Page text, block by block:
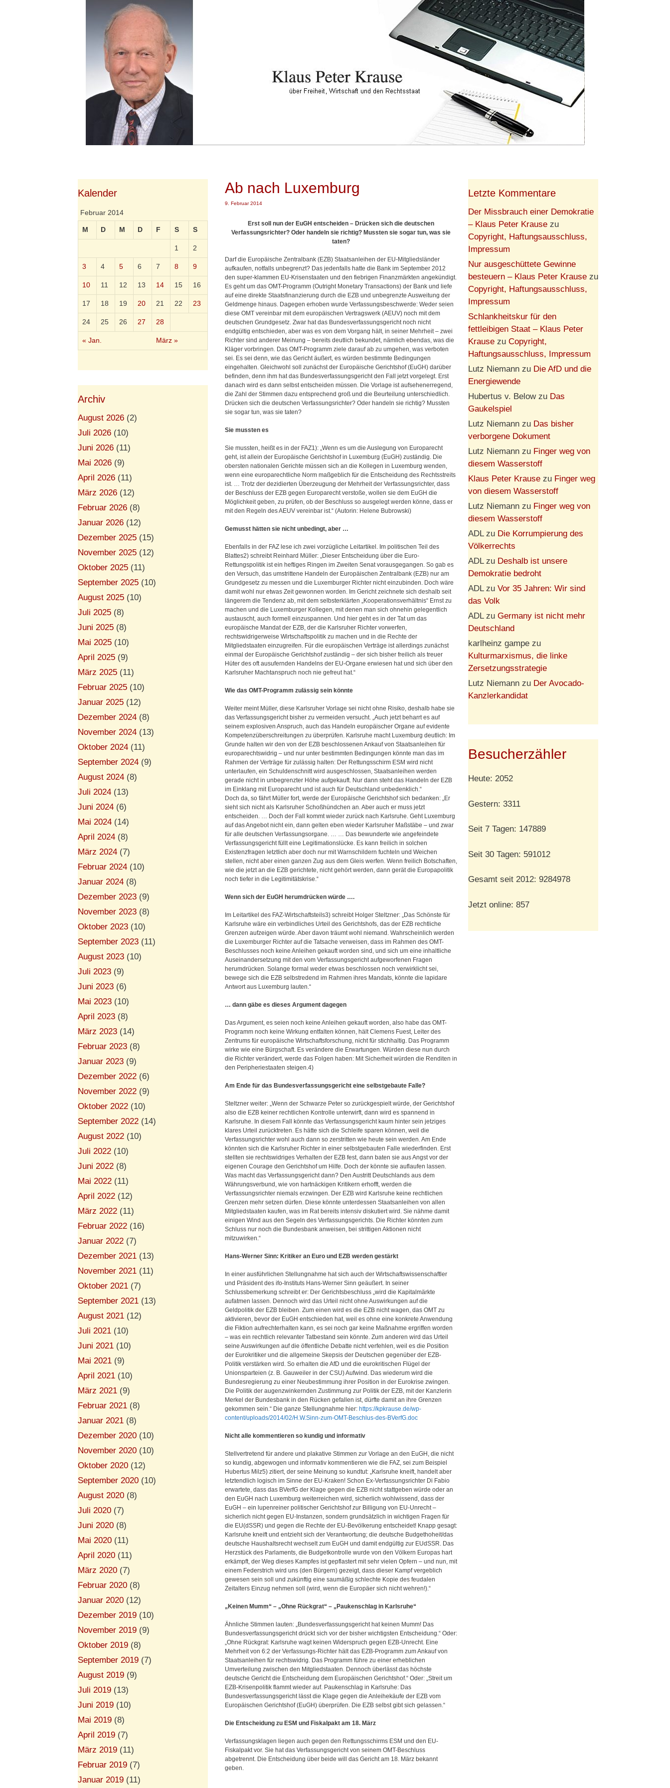
Ab nach Luxemburg
9. Februar 2014
Erst soll nun der EuGH entscheiden – Drücken sich die deutschen
Verfassungsrichter? Oder handeln sie richtig? Mussten sie sogar tun, was sie
taten?
Darf die Europäische Zentralbank (EZB) Staatsanleihen der EU-Mitgliedsländer
aufkaufen, notfalls unbegrenzt? Das jedenfalls hatte die Bank im September 2012
den super-klammen EU-Krisenstaaten und den fiebrigen Finanzmärkten angekündigt.
Es geht um das OMT-Programm (Outright Monetary Transactions) der Bank und liefe
auf eine direkte Staatsfinanzierung durch die EZB und unbegrenzte Ausweitung der
Geldmenge hinaus. Dagegen erhoben wurde Verfassungsbeschwerde: Weder seien
diese OMT vereinbar mit dem europäischen Vertragswerk (AEUV) noch mit dem
deutschen Grundgesetz. Zwar hat das Bundesverfassungsgericht noch nicht
endgültig entschieden, aber was es von dem Vorgang hält, in seiner Mehrheit – zwei
Richter sind anderer Meinung – bereits deutlich bekundet, nämlich ebendas, was die
Kläger vorbringen. Das OMT-Programm ziele darauf ab zu umgehen, was verboten
sei. Es sei denn, wie das Gericht äußert, es würden bestimmte Bedingungen
eingehalten. Gleichwohl soll zunächst der Europäische Gerichtshof (EuGH) darüber
befinden, denn ihm hat das Bundesverfassungsgericht den Fall jetzt vorgelegt. Erst
danach wird es dann selbst entscheiden müssen. Die Vorlage ist aufsehenerregend,
die Zahl der Stimmen dazu entsprechend groß und die Beurteilung unterschiedlich.
Drücken sich die deutschen Verfassungsrichter? Oder handeln sie richtig? Mussten
sie sogar tun, was sie taten?
Sie mussten es
Sie mussten, heißt es in der FAZ1): „Wenn es um die Auslegung von Europarecht
geht, ist allein der Europäische Gerichtshof in Luxemburg (EuGH) zuständig. Die
obersten nationalen Gerichte müssen sich an die Kollegen in Luxemburg wenden,
wenn eine europarechtliche Norm maßgeblich für die Entscheidung des Rechtsstreits
ist. … Trotz der dezidierten Überzeugung der Mehrheit der Verfassungsrichter, dass
der Beschluss der EZB gegen Europarecht verstoße, wollen sie dem EuGH die
Möglichkeit geben, zu prüfen, ob der Beschluss so ausgelegt werden könne, dass er
mit den Regeln des AEUV vereinbar ist.“ (Autorin: Helene Bubrowski)
Gemusst hätten sie nicht unbedingt, aber …
Ebenfalls in der FAZ lese ich zwei vorzügliche Leitartikel. Im politischen Teil des
Blattes2) schreibt Reinhard Müller: „Dieser Entscheidung über die Euro-
Rettungspolitik ist ein heftiges Ringen im Zweiten Senat vorausgegangen. So gab es
den Versuch, das umstrittene Handeln der Europäischen Zentralbank (EZB) nur am
Grundgesetz zu messen und die Luxemburger Richter nicht einzubinden. Doch wäre
damit wohl nur etwas Zeit gewonnen worden. Im Gericht zeichnete sich deshalb seit
längerem die Tendenz ab, mit dem selbsterklärten „Kooperationsverhältnis“ Ernst zu
machen und die Luxemburger Kollegen, mit denen man sich ohnehin gelegentlich
austauscht, auch formell einzuspannen. Und hier geht es in der Tat um das
europäische Mandat der EZB, der die Karlsruher Richter vorwerfen,
rechtswidrigerweise Wirtschaftspolitik zu machen und in die Rechte der
Mitgliedstaaten einzugreifen. Für die europäischen Verträge ist allerdings zunächst
einmal der Europäische Gerichtshof zuständig – der sich bisher freilich als treuer
Hüter des oft ausufernden Handelns der EU-Organe erwiesen hat und sich über den
Karlsruher Machtanspruch noch nie gefreut hat.“
Wie das OMT-Programm zulässig sein könnte
Weiter meint Müller, diese Karlsruher Vorlage sei nicht ohne Risiko, deshalb habe sie
das Verfassungsgericht bisher zu vermeiden versucht. „Auch jetzt beharrt es auf
seinem explosiven Anspruch, auch das Handeln europäischer Organe auf evidente
Kompetenzüberschreitungen zu überprüfen. Karlsruhe macht Luxemburg deutlich: Im
Grunde halten wir den von der EZB beschlossenen Ankauf von Staatsanleihen für
europarechtswidrig – und nur unter bestimmten Bedingungen könnte man das im
Rahmen der Verträge für zulässig halten: Der Rettungsschirm ESM wird nicht
unterlaufen, ein Schuldenschnitt wird ausgeschlossen, Staatsanleihen werden
gerade nicht in unbegrenzter Höhe aufgekauft. Nur dann steht das Handeln der EZB
im Einklang mit Europarecht und ist auch für Deutschland unbedenklich.“
Doch da, so fährt Müller fort, werde der Europäische Gerichtshof sich bedanken: „Er
sieht sich nicht als Karlsruher Schoßhündchen an. Aber auch er muss jetzt
entscheiden. … Doch der Fall kommt wieder zurück nach Karlsruhe. Geht Luxemburg
auf das Angebot nicht ein, dann gelten eben wieder Karlsruher Maßstäbe – und zwar
für alle deutschen Verfassungsorgane. … … Das bewunderte wie angefeindete
Verfassungsgericht füllt eine Legitimationslücke. Es kann freilich in solchen
Existenzfragen letztlich aber doch nur mit Warnschildern fuchteln und Weichen
stellen, nicht aber einen ganzen Zug aus dem Gleis werfen. Wenn freilich Botschaften,
wie die jetzt an die EZB gerichtete, nicht gehört werden, dann gerät die Europapolitik
noch tiefer in die Legitimitätskrise.“
Wenn sich der EuGH herumdrücken würde ….
Im Leitartikel des FAZ-Wirtschaftsteils3) schreibt Holger Steltzner: „Das Schönste für
Karlsruhe wäre ein verbindliches Urteil des Gerichtshofs, das der EZB rechtliche
Grenzen aufzeigen würde. Aber davon träumt wohl niemand. Wahrscheinlich werden
die Luxemburger Richter auf die Tatsache verweisen, dass im Rahmen des OMT-
Beschlusses noch keine Anleihen gekauft worden sind, und sich um eine inhaltliche
Auseinandersetzung mit den vom Verfassungsgericht aufgeworfenen Fragen
herumdrücken. Solange formal weder etwas beschlossen noch verwirklicht sei,
bewege sich die EZB selbstredend im Rahmen ihres Mandats, könnte die lapidare
Antwort aus Luxemburg lauten.“
… dann gäbe es dieses Argument dagegen
Das Argument, es seien noch keine Anleihen gekauft worden, also habe das OMT-
Programm noch keine Wirkung entfalten können, hält Clemens Fuest, Leiter des
Zentrums für europäische Wirtschaftsforschung, nicht für stichhaltig. Das Programm
wirke wie eine Bürgschaft. Es verändere die Erwartungen. Würden diese nun durch
die Richter verändert, werde das Folgen haben: Mit Sicherheit würden die Renditen in
den Peripheriestaaten steigen.4)
Am Ende für das Bundesverfassungsgericht eine selbstgebaute Falle?
Steltzner weiter: „Wenn der Schwarze Peter so zurückgespielt würde, der Gerichtshof
also die EZB keiner rechtlichen Kontrolle unterwirft, dann wird es spannend in
Karlsruhe. In diesem Fall könnte das Verfassungsgericht kaum hinter sein jetziges
klares Urteil zurücktreten. Es hätte sich die Schleife sparen können, weil die
Verfassungsrichter wohl auch dann so zerstritten wie heute sein werden. Am Ende
könnten sich die Karlsruher Richter in einer selbstgebauten Falle wiederfinden. Erst
stellten sie rechtswidriges Verhalten der EZB fest, dann baten sie aus Angst vor der
eigenen Courage den Gerichtshof um Hilfe. Doch der könnte sie auflaufen lassen.
Was macht das Verfassungsgericht dann? Den Austritt Deutschlands aus dem
Währungsverbund, wie von hartnäckigen Kritikern erhofft, werden die
Verfassungsrichter niemals erzwingen. Der EZB wird Karlsruhe keine rechtlichen
Grenzen mehr setzen dürfen. Diese könnte unterdessen Staatsanleihen von allen
Mitgliedstaaten kaufen, was im Rat bereits intensiv diskutiert wird. Sie nähme damit
einigen Wind aus den Segeln des Verfassungsgerichts. Die Richter könnten zum
Schluss nur noch die Bundesbank anweisen, bei strittigen Aktionen nicht
mitzuwirken.“
Hans-Werner Sinn: Kritiker an Euro und EZB werden gestärkt
In einer ausführlichen Stellungnahme hat sich auch der Wirtschaftswissenschaftler
und Präsident des ifo-Instituts Hans-Werner Sinn geäußert. In seiner
Schlussbemerkung schreibt er: Der Gerichtsbeschluss „wird die Kapitalmärkte
aufatmen lassen. Dennoch wird das Urteil nicht ohne Auswirkungen auf die
Geldpolitik der EZB bleiben. Zum einen wird es die EZB nicht wagen, das OMT zu
aktivieren, bevor der EuGH entschieden hat, weil es ohne eine konkrete Anwendung
die Fiktion aufrechterhalten kann, es sei noch gar keine Maßnahme ergriffen worden
– was ein rechtlich relevanter Tatbestand sein könnte. Zum anderen wird das Urteil
seine Auswirkungen auf die öffentliche Debatte nicht verfehlen, weil es die Position
der Eurokritiker und die allgemeine Skepsis der Deutschen gegenüber der EZB-
Politik verstärken wird. So erhalten die AfD und die eurokritischen Flügel der
Unionsparteien (z. B. Gauweiler in der CSU) Aufwind. Das wiederum wird die
Bundesregierung zu einer Neubestimmung ihrer Position in der Eurokrise zwingen.
Die Politik der augenzwinkernden Zustimmung zur Politik der EZB, mit der Kanzlerin
Merkel der Bundesbank in den Rücken gefallen ist, dürfte damit an ihre Grenzen
gekommen sein.“ Die ganze Stellungnahme hier: https://kpkrause.de/wp-
content/uploads/2014/02/H.W.Sinn-zum-OMT-Beschlus-des-BVerfG.doc
Nicht alle kommentieren so kundig und informativ
Stellvertretend für andere und plakative Stimmen zur Vorlage an den EuGH, die nicht
so kundig, abgewogen und informativ kommentieren wie die FAZ, sei zum Beispiel
Hubertus Milz5) zitiert, der seine Meinung so kundtut: „Karlsruhe kneift, handelt aber
letztendlich logisch im Sinne der EU-Kraken! Schon Ex-Verfassungsrichter Di Fabio
erwartete, dass das BVerfG der Klage gegen die EZB nicht stattgeben würde oder an
den EuGH nach Luxemburg weiterreichen wird, sicherlich wohlwissend, dass der
EuGH – ein lupenreiner politischer Gerichtshof zur Billigung von EU-Unrecht –
sicherlich nicht gegen EU-Instanzen, sondern grundsätzlich in wichtigen Fragen für
die EU(dSSR) und gegen die Rechte der EU-Bevölkerung entscheidet! Knapp gesagt:
Karlsruhe kneift und entzieht sich der Verantwortung; die deutsche Budgethoheit/das
deutsche Haushaltsrecht wechselt zum EuGH und damit endgültig zur EUdSSR. Das
Herzstück des Parlaments, die Budgetkontrolle wurde von den Völkern Europas hart
erkämpft, der Weg dieses Kampfes ist gepflastert mit sehr vielen Opfern – und nun, mit
einem Federstrich wird uns (den Bürgern) gezeigt, dass dieser Kampf vergeblich
gewesen sein soll und zukünftig eine saumäßig schlechte Kopie des feudalen
Zeitalters Einzug nehmen soll (wird, wenn die Europäer sich nicht wehren!).“
„Keinen Mumm“ – „Ohne Rückgrat“ – „Paukenschlag in Karlsruhe“
Ähnliche Stimmen lauten: „Bundesverfassungsgericht hat keinen Mumm! Das
Bundesverfassungsgericht drückt sich vor der bisher wichtigsten Entscheidung.“ Oder:
„Ohne Rückgrat: Karlsruhe wagt keinen Widerspruch gegen EZB-Unrecht. Eine
Mehrheit von 6:2 der Verfassungs-Richter hält das EZB-Programm zum Ankauf von
Staatsanleihen für rechtswidrig. Das Programm führe zu einer erheblichen
Umverteilung zwischen den Mitgliedstaaten. Dennoch überlässt das höchste
deutsche Gericht die Entscheidung dem Europäischen Gerichtshof.“ Oder: „Streit um
EZB-Krisenpolitik flammt wieder auf. Paukenschlag in Karlsruhe: Das
Bundesverfassungsgericht lässt die Klage gegen die Anleihekäufe der EZB vom
Europäischen Gerichtshof (EuGH) überprüfen. Die EZB selbst gibt sich gelassen.“
Die Entscheidung zu ESM und Fiskalpakt am 18. März
Verfassungsklagen liegen auch gegen den Rettungsschirms ESM und den EU-
Fiskalpakt vor. Sie hat das Verfassungsgericht von seinem OMT-Beschluss
abgetrennt. Die Entscheidung über beide will das Gericht am 18. März bekannt
geben.
Kalender
Februar 2014
M D M D F S S
« Jan. März »
1 2
3 4 5 6 7 8 9
10 11 12 13 14 15 16
17 18 19 20 21 22 23
24 25 26 27 28
Archiv
August 2026 (2)
Juli 2026 (10)
Juni 2026 (11)
Mai 2026 (9)
April 2026 (11)
März 2026 (12)
Februar 2026 (8)
Januar 2026 (12)
Dezember 2025 (15)
November 2025 (12)
Oktober 2025 (11)
September 2025 (10)
August 2025 (10)
Juli 2025 (8)
Juni 2025 (8)
Mai 2025 (10)
April 2025 (9)
März 2025 (11)
Februar 2025 (10)
Januar 2025 (12)
Dezember 2024 (8)
November 2024 (13)
Oktober 2024 (11)
September 2024 (9)
August 2024 (8)
Juli 2024 (13)
Juni 2024 (6)
Mai 2024 (14)
April 2024 (8)
März 2024 (7)
Februar 2024 (10)
Januar 2024 (8)
Dezember 2023 (9)
November 2023 (8)
Oktober 2023 (10)
September 2023 (11)
August 2023 (10)
Juli 2023 (9)
Juni 2023 (6)
Mai 2023 (10)
April 2023 (8)
März 2023 (14)
Februar 2023 (8)
Januar 2023 (9)
Dezember 2022 (6)
November 2022 (9)
Oktober 2022 (10)
September 2022 (14)
August 2022 (10)
Juli 2022 (10)
Juni 2022 (8)
Mai 2022 (11)
April 2022 (12)
März 2022 (11)
Februar 2022 (16)
Januar 2022 (7)
Dezember 2021 (13)
November 2021 (11)
Oktober 2021 (7)
September 2021 (13)
August 2021 (12)
Juli 2021 (10)
Juni 2021 (10)
Mai 2021 (9)
April 2021 (10)
März 2021 (9)
Februar 2021 (8)
Januar 2021 (8)
Dezember 2020 (10)
November 2020 (10)
Oktober 2020 (12)
September 2020 (10)
August 2020 (8)
Juli 2020 (7)
Juni 2020 (8)
Mai 2020 (11)
April 2020 (11)
März 2020 (7)
Februar 2020 (8)
Januar 2020 (12)
Dezember 2019 (10)
November 2019 (9)
Oktober 2019 (8)
September 2019 (7)
August 2019 (9)
Juli 2019 (13)
Juni 2019 (10)
Mai 2019 (8)
April 2019 (7)
März 2019 (11)
Februar 2019 (7)
Januar 2019 (11)
Letzte Kommentare
Der Missbrauch einer Demokratie
– Klaus Peter Krause zu
Copyright, Haftungsausschluss,
Impressum
Nur ausgeschüttete Gewinne
besteuern – Klaus Peter Krause zu
Copyright, Haftungsausschluss,
Impressum
Schlankheitskur für den
fettleibigen Staat – Klaus Peter
Krause zu Copyright,
Haftungsausschluss, Impressum
Lutz Niemann zu Die AfD und die
Energiewende
Hubertus v. Belowzu Das
Gaukelspiel
Lutz Niemann zu Das bisher
verborgene Dokument
Lutz Niemann zu Finger weg von
diesem Wasserstoff
Klaus Peter Krause zu Finger weg
von diesem Wasserstoff
Lutz Niemann zu Finger weg von
diesem Wasserstoff
ADLzu Die Korrumpierung des
Völkerrechts
ADLzu Deshalb ist unsere
Demokratie bedroht
ADLzu Vor 35 Jahren: Wir sind
das Volk
ADLzu Germany ist nicht mehr
Deutschland
karlheinz gampe zu
Kulturmarxismus, die linke
Zersetzungsstrategie
Lutz Niemann zu Der Avocado-
Kanzlerkandidat
Besucherzähler
Heute: 2052
Gestern: 3311
Seit 7 Tagen: 147889
Seit 30 Tagen: 591012
Gesamt seit 2012: 9284978
Jetzt online: 857